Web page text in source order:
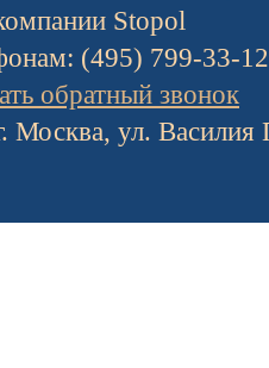
Stopol
(495) 799-33-
обратный звонок
Москва, ул. Василия